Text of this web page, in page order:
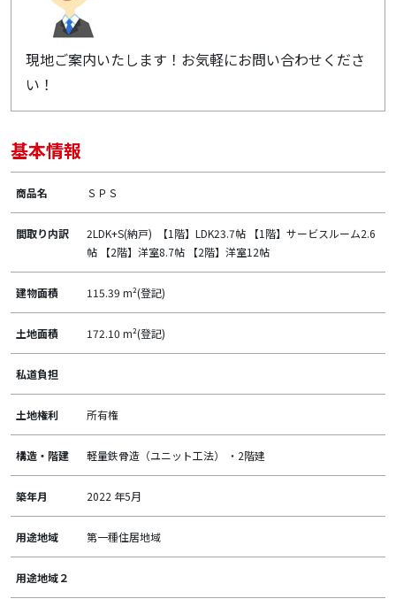
現地ご案内いたします！お気軽にお問い合わせくださ
い！
基本情報
商品名 ＳＰＳ
間取り内訳
2LDK+S(納戸) 【1階】LDK23.7帖 【1階】サービスルーム2.6
帖 【2階】洋室8.7帖 【2階】洋室12帖
建物面積 115.39 m²(登記)
土地面積 172.10 m²(登記)
私道負担
土地権利 所有権
構造・階建 軽量鉄骨造（ユニット工法） ・2階建
築年月 2022 年5月
用途地域 第一種住居地域
用途地域２